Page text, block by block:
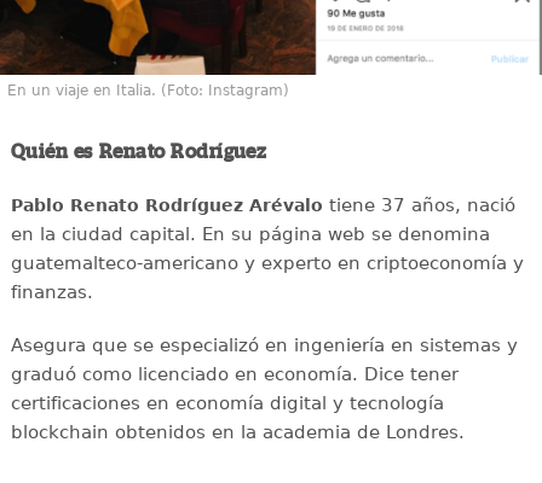
En un viaje en Italia. (Foto: Instagram)
Quién es Renato Rodríguez
Pablo Renato Rodríguez Arévalo tiene 37 años, nació
en la ciudad capital. En su página web se denomina
guatemalteco-americano y experto en criptoeconomía y
finanzas.
Asegura que se especializó en ingeniería en sistemas y
graduó como licenciado en economía. Dice tener
certificaciones en economía digital y tecnología
blockchain obtenidos en la academia de Londres.